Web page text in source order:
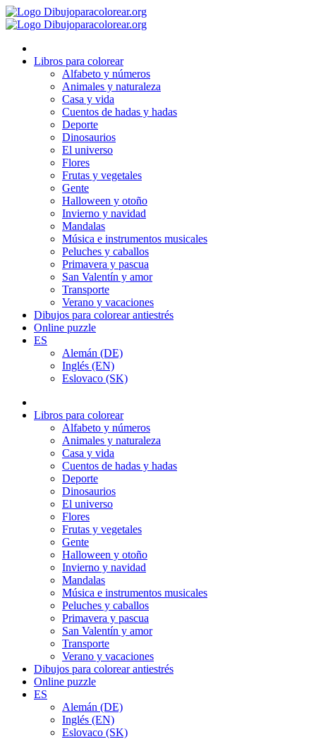
Ir
al
Libros para colorear
Alfabeto y números
Animales y naturaleza
Casa y vida
Cuentos de hadas y hadas
Deporte
Dinosaurios
El universo
Flores
Frutas y vegetales
Gente
Halloween y otoño
Invierno y navidad
Mandalas
Música e instrumentos musicales
Peluches y caballos
Primavera y pascua
San Valentín y amor
Transporte
Verano y vacaciones
Dibujos para colorear antiestrés
Online puzzle
ES
Alemán (DE)
Inglés (EN)
Eslovaco (SK)
Libros para colorear
Alfabeto y números
Animales y naturaleza
Casa y vida
Cuentos de hadas y hadas
Deporte
Dinosaurios
El universo
Flores
Frutas y vegetales
Gente
Halloween y otoño
Invierno y navidad
Mandalas
Música e instrumentos musicales
Peluches y caballos
Primavera y pascua
San Valentín y amor
Transporte
Verano y vacaciones
Dibujos para colorear antiestrés
Online puzzle
ES
Alemán (DE)
Inglés (EN)
Eslovaco (SK)